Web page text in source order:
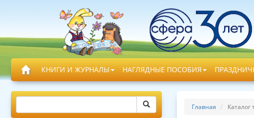
КНИГИ И ЖУРНАЛЫ НАГЛЯДНЫЕ ПОСОБИЯ
Главная Каталог